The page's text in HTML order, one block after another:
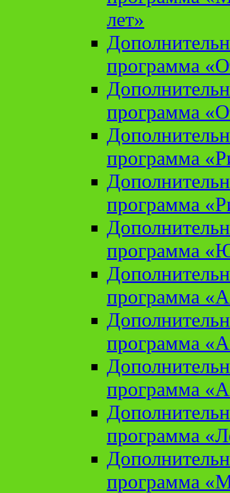
лет»
программа
программа
программа
программа
программа
программа
программа
программа
программа
программа